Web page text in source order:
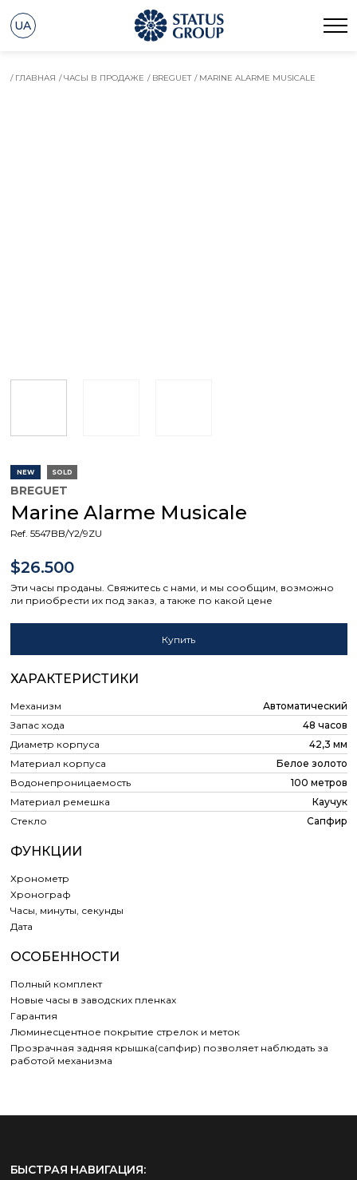
UA
/ ГЛАВНАЯ / ЧАСЫ В ПРОДАЖЕ / BREGUET / MARINE ALARME MUSICALE
NEW SOLD
BREGUET
Marine Alarme Musicale
Ref. 5547BB/Y2/9ZU
$26.500
Эти часы проданы. Свяжитесь с нами, и мы сообщим, возможно
ли приобрести их под заказ, а также по какой цене
Купить
ХАРАКТЕРИСТИКИ
Механизм
Автоматический
Запас хода
48 часов
Диаметр корпуса
42,3 мм
Материал корпуса
Белое золото
Водонепроницаемость
100 метров
Материал ремешка
Каучук
Стекло
Сапфир
ФУНКЦИИ
Хронометр
Хронограф
Часы, минуты, секунды
Дата
ОСОБЕННОСТИ
Полный комплект
Новые часы в заводских пленках
Гарантия
Люминесцентное покрытие стрелок и меток
Прозрачная задняя крышка(сапфир) позволяет наблюдать за
работой механизма
БЫСТРАЯ НАВИГАЦИЯ: